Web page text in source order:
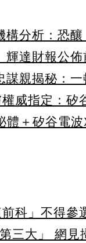
分析：恐釀
達財報公佈
謀親揭秘：
威指定：矽
＋矽谷電
科」不得參
三大」 網見